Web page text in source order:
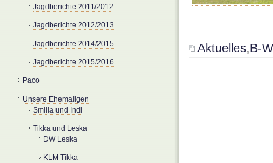
Aktuelles,B-
Jagdberichte 2011/2012
Jagdberichte 2012/2013
Jagdberichte 2014/2015
Jagdberichte 2015/2016
Paco
Unsere Ehemaligen
Smilla und Indi
Tikka und Leska
DW Leska
KLM Tikka